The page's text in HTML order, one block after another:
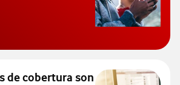
poder consultar el código PUK y
de cobertura son